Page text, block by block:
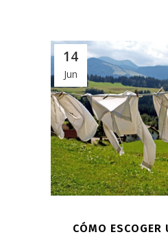
14
Jun
CÓMO ESCOGER